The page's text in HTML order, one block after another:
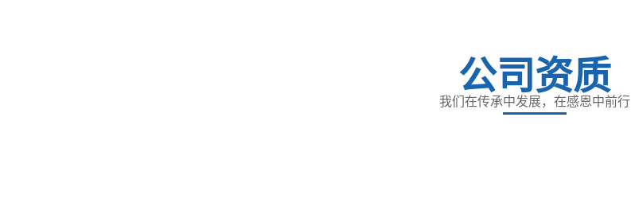
公司资质
我们在传承中发展，在感恩中前行